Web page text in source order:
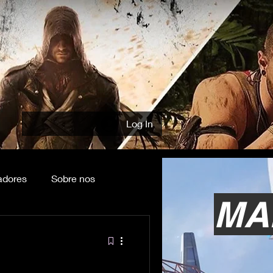
Log In
Sobre nos